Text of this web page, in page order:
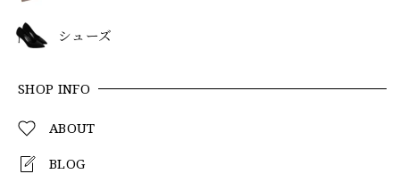
シューズ
SHOP INFO
ABOUT
BLOG